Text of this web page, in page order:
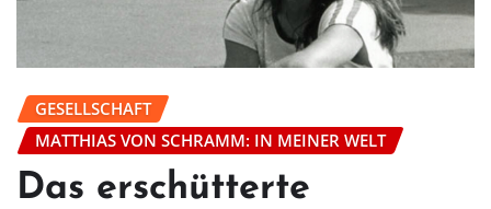
GESELLSCHAFT
MATTHIAS VON SCHRAMM: IN MEINER WELT
Das erschütterte